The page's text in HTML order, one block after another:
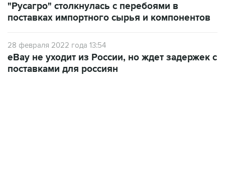
"Русагро" столкнулась с перебоями в
поставках импортного сырья и компонентов
28 февраля 2022 года 13:54
eBay не уходит из России, но ждет задержек с
поставками для россиян